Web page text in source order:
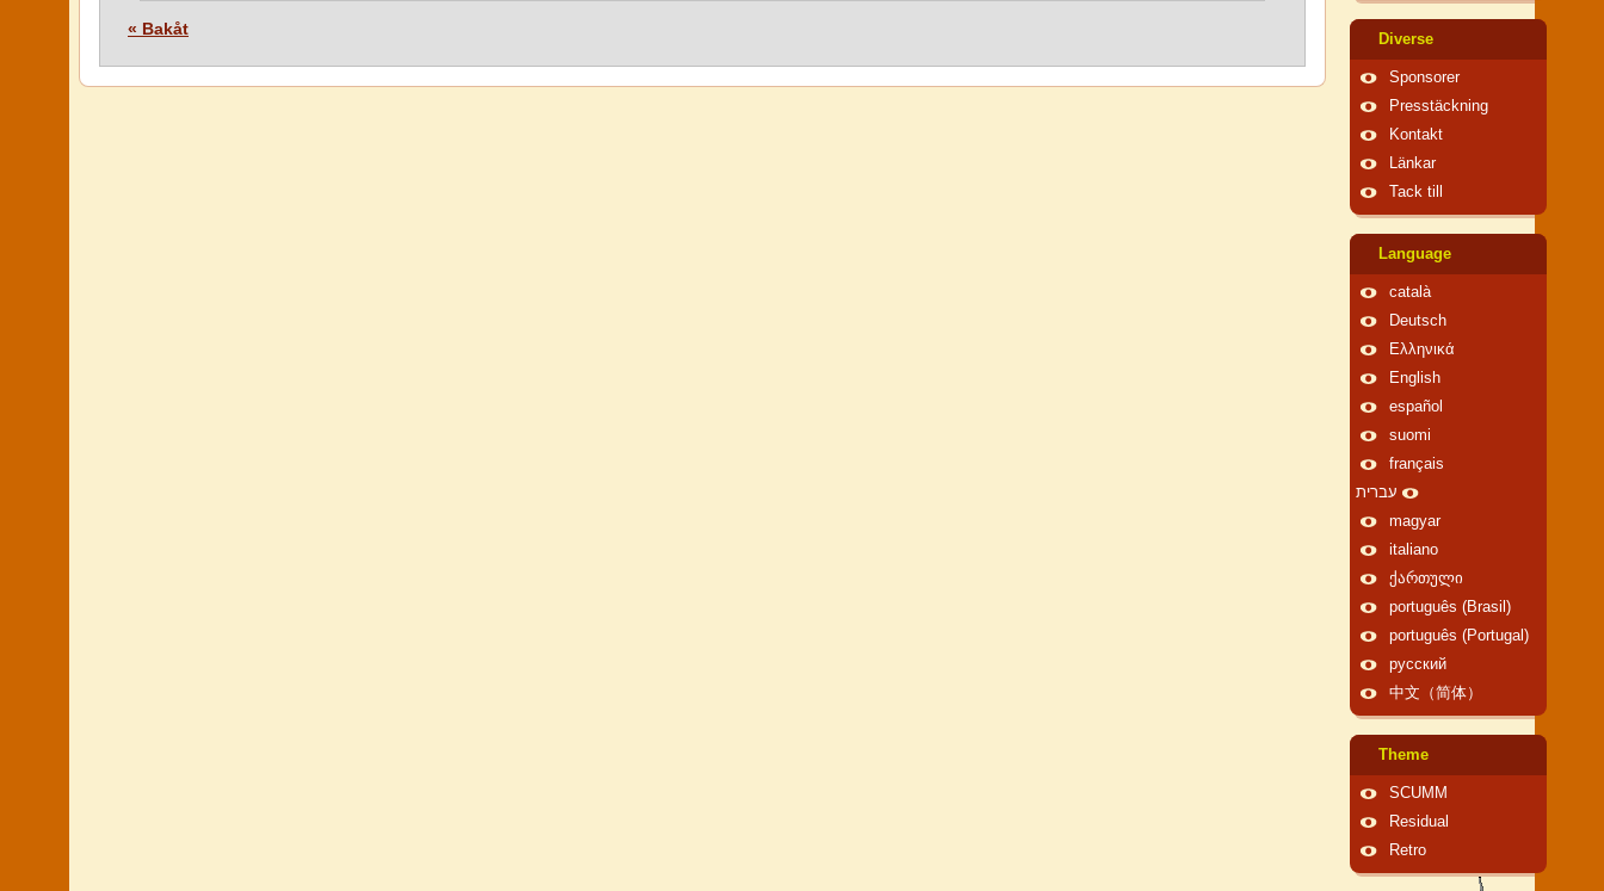
« Bakåt
Diverse
Sponsorer
Presstäckning
Kontakt
Länkar
Tack till
Language
català
Deutsch
Ελληνικά
English
español
suomi
français
עברית
magyar
italiano
ქართული
português (Brasil)
português (Portugal)
русский
中文（简体）
Theme
SCUMM
Residual
Retro